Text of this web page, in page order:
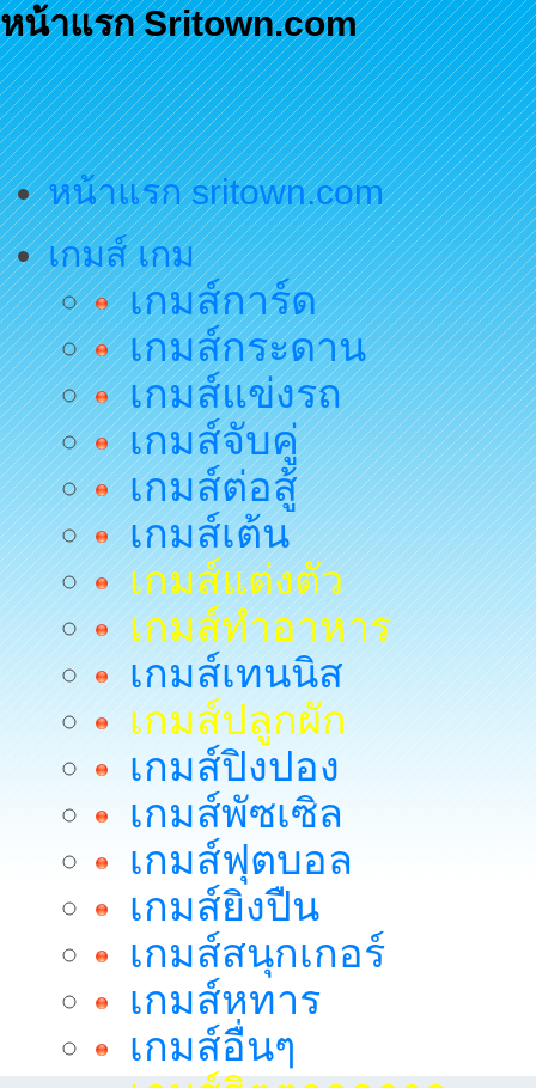
หน้าแรก Sritown.com
หน้าแรก sritown.com
เกมส์ เกม
เกมส์การ์ด
เกมส์กระดาน
เกมส์แข่งรถ
เกมส์จับคู่
เกมส์ต่อสู้
เกมส์เต้น
เกมส์แต่งตัว
เกมส์ทำอาหาร
เกมส์เทนนิส
เกมส์ปลูกผัก
เกมส์ปิงปอง
เกมส์พัซเซิล
เกมส์ฟุตบอล
เกมส์ยิงปืน
เกมส์สนุกเกอร์
เกมส์หทาร
เกมส์อื่นๆ